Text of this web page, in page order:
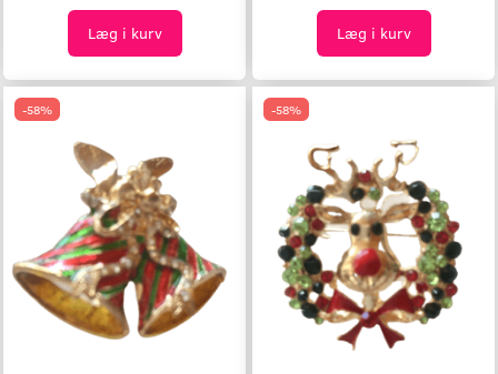
Læg i kurv Læg i kurv
-58% -58%